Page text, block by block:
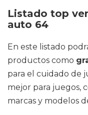
Listado top
auto 64
En este listado
productos como
para el cuidado de
mejor para juegos,
marcas y modelos